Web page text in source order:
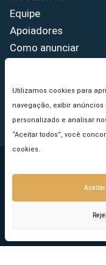
Utilizamos cookies para
navegação, exibir anúncios
personalizado e analisar
“Aceitar todos”, você
cookies.
Aceitar
Equipe
Apoiadores
Como anunciar
Princípios Editoriais
Copyright ©